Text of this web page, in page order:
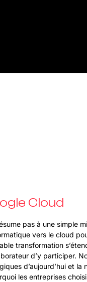
Cloud
pas à une simple
vers le cloud
transformation
d’y participer.
d’aujourd’hui et la
les entreprises